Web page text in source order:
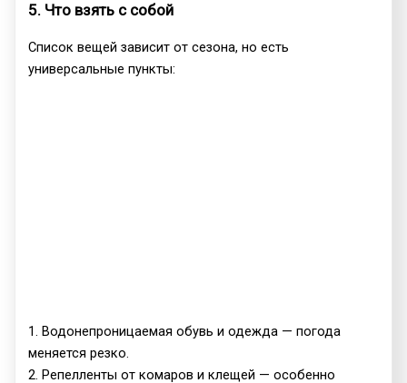
5. Что взять с собой
Список вещей зависит от сезона, но есть
универсальные пункты:
1. Водонепроницаемая обувь и одежда — погода
меняется резко.
2. Репелленты от комаров и клещей — особенно